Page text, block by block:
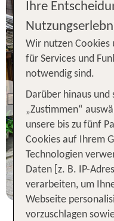
Previous
Ihre
Wir nutzen Cookies
für Services und
notwendig sind.
Darüber hinaus
„Zustimmen“
unsere bis zu fünf
Cookies auf Ihrem
Technologien
Daten [z. B. IP-
verarbeiten, um
Webseite
vorzuschlagen